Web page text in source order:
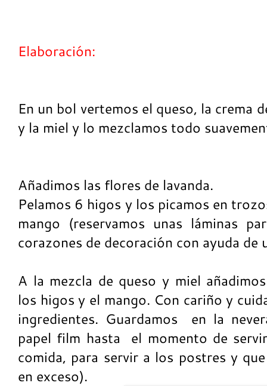
Elaboración:
En un bol vertemos el queso, la crema
y la miel y lo mezclamos todo
Añadimos las flores de lavanda.
Pelamos 6 higos y los picamos en
mango (reservamos unas láminas
corazones de decoración con ayuda de
A la mezcla de queso y miel
los higos y el mango. Con cariño y
ingredientes. Guardamos en la
papel film hasta el momento de
comida, para servir a los postres y
en exceso).